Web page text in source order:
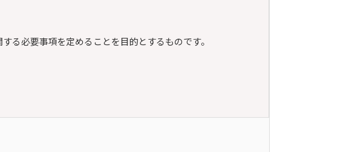
る必要事項を定めることを目的とするものです。